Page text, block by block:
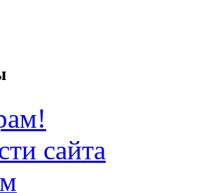
сайта